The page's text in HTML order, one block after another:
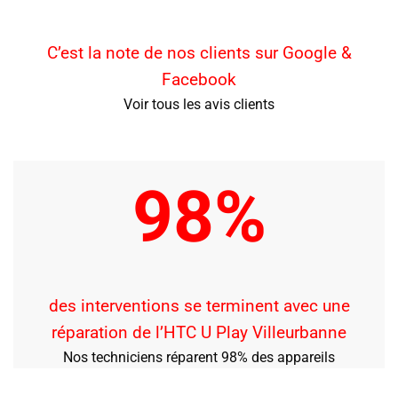
C’est la note de nos clients sur Google &
Facebook
Voir tous les avis clients
98%
des interventions se terminent avec une
réparation de l’HTC U Play Villeurbanne
Nos techniciens réparent 98% des appareils